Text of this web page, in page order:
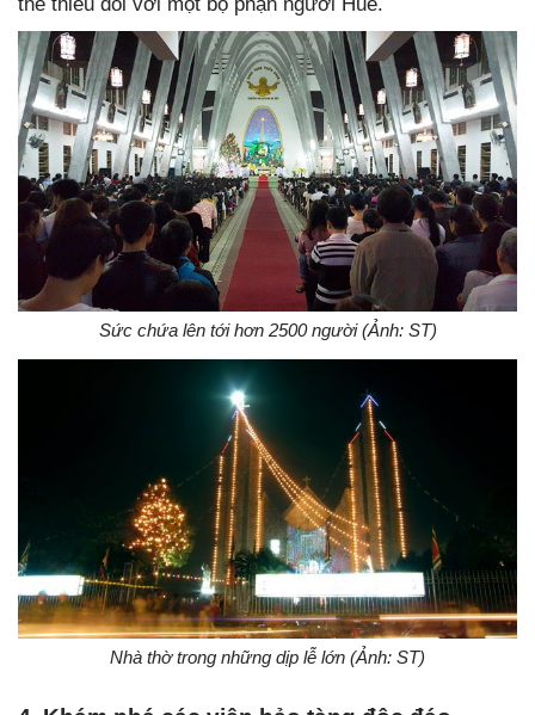
Sức chứa lên tới hơn 2500 người (Ảnh: ST)
Nhà thờ trong những dịp lễ lớn (Ảnh: ST)